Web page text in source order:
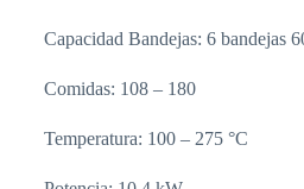
Capacidad Bandejas: 6 bandejas
Comidas: 108 – 180
Temperatura: 100 – 275 °C